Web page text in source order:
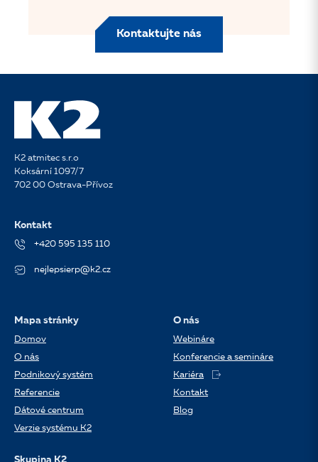
Kontaktujte nás
K2 atmitec s.r.o
Koksární 1097/7
702 00 Ostrava-Přívoz
Kontakt
+420 595 135 110
nejlepsierp@k2.cz
Mapa stránky
Domov
O nás
Podnikový systém
Referencie
Dátové centrum
Verzie systému K2
O nás
Webináre
Konferencie a semináre
Kariéra
Kontakt
Blog
Skupina K2